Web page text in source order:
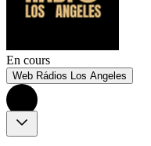
En cours
Web Rádios Los Angeles